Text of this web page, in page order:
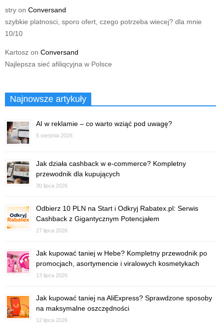
stry on Conversand
szybkie platnosci, sporo ofert, czego potrzeba wiecej? dla mnie
10/10
Kartosz on Conversand
Najlepsza sieć afiliqcyjna w Polsce
Najnowsze artykuły
AI w reklamie – co warto wziąć pod uwagę?
5 sierpnia 2026
Jak działa cashback w e-commerce? Kompletny
przewodnik dla kupujących
30 lipca 2026
Odbierz 10 PLN na Start i Odkryj Rabatex.pl: Serwis
Cashback z Gigantycznym Potencjałem
27 lipca 2026
Jak kupować taniej w Hebe? Kompletny przewodnik po
promocjach, asortymencie i viralowych kosmetykach
13 lipca 2026
Jak kupować taniej na AliExpress? Sprawdzone sposoby
na maksymalne oszczędności
12 lipca 2026